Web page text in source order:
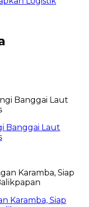
Banggai Laut
Karamba, Siap